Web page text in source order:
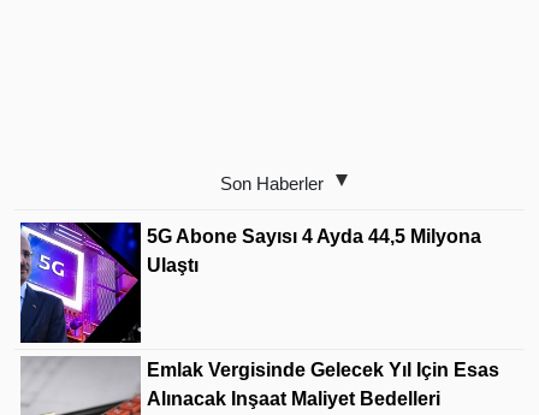
Son Haberler
5G Abone Sayısı 4 Ayda 44,5 Milyona
Ulaştı
Emlak Vergisinde Gelecek Yıl Için Esas
Alınacak Inşaat Maliyet Bedelleri